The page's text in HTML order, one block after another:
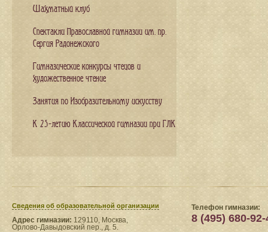
Шахматный клуб
Спектакли Православной гимназии им. пр.
Сергия Радонежского
Гимназические конкурсы чтецов и
художественное чтение
Занятия по Изобразительному искусству
К 25-летию Классической гимназии при ГЛК
Сведения​ об образовательной организации
Адрес гимназии: 129110, Москва,
Орлово-Давыдовский пер., д. 5.
Телефон гимназии:
8 (495) 680-92-